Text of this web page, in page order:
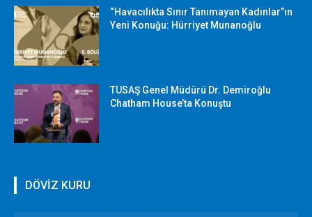
“Havacılıkta Sınır Tanımayan Kadınlar”ın
Yeni Konuğu: Hürriyet Munanoğlu
TUSAŞ Genel Müdürü Dr. Demiroğlu
Chatham House’ta Konuştu
DÖVİZ KURU